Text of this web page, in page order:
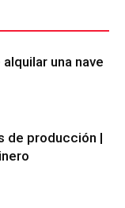
una nave
de producción |